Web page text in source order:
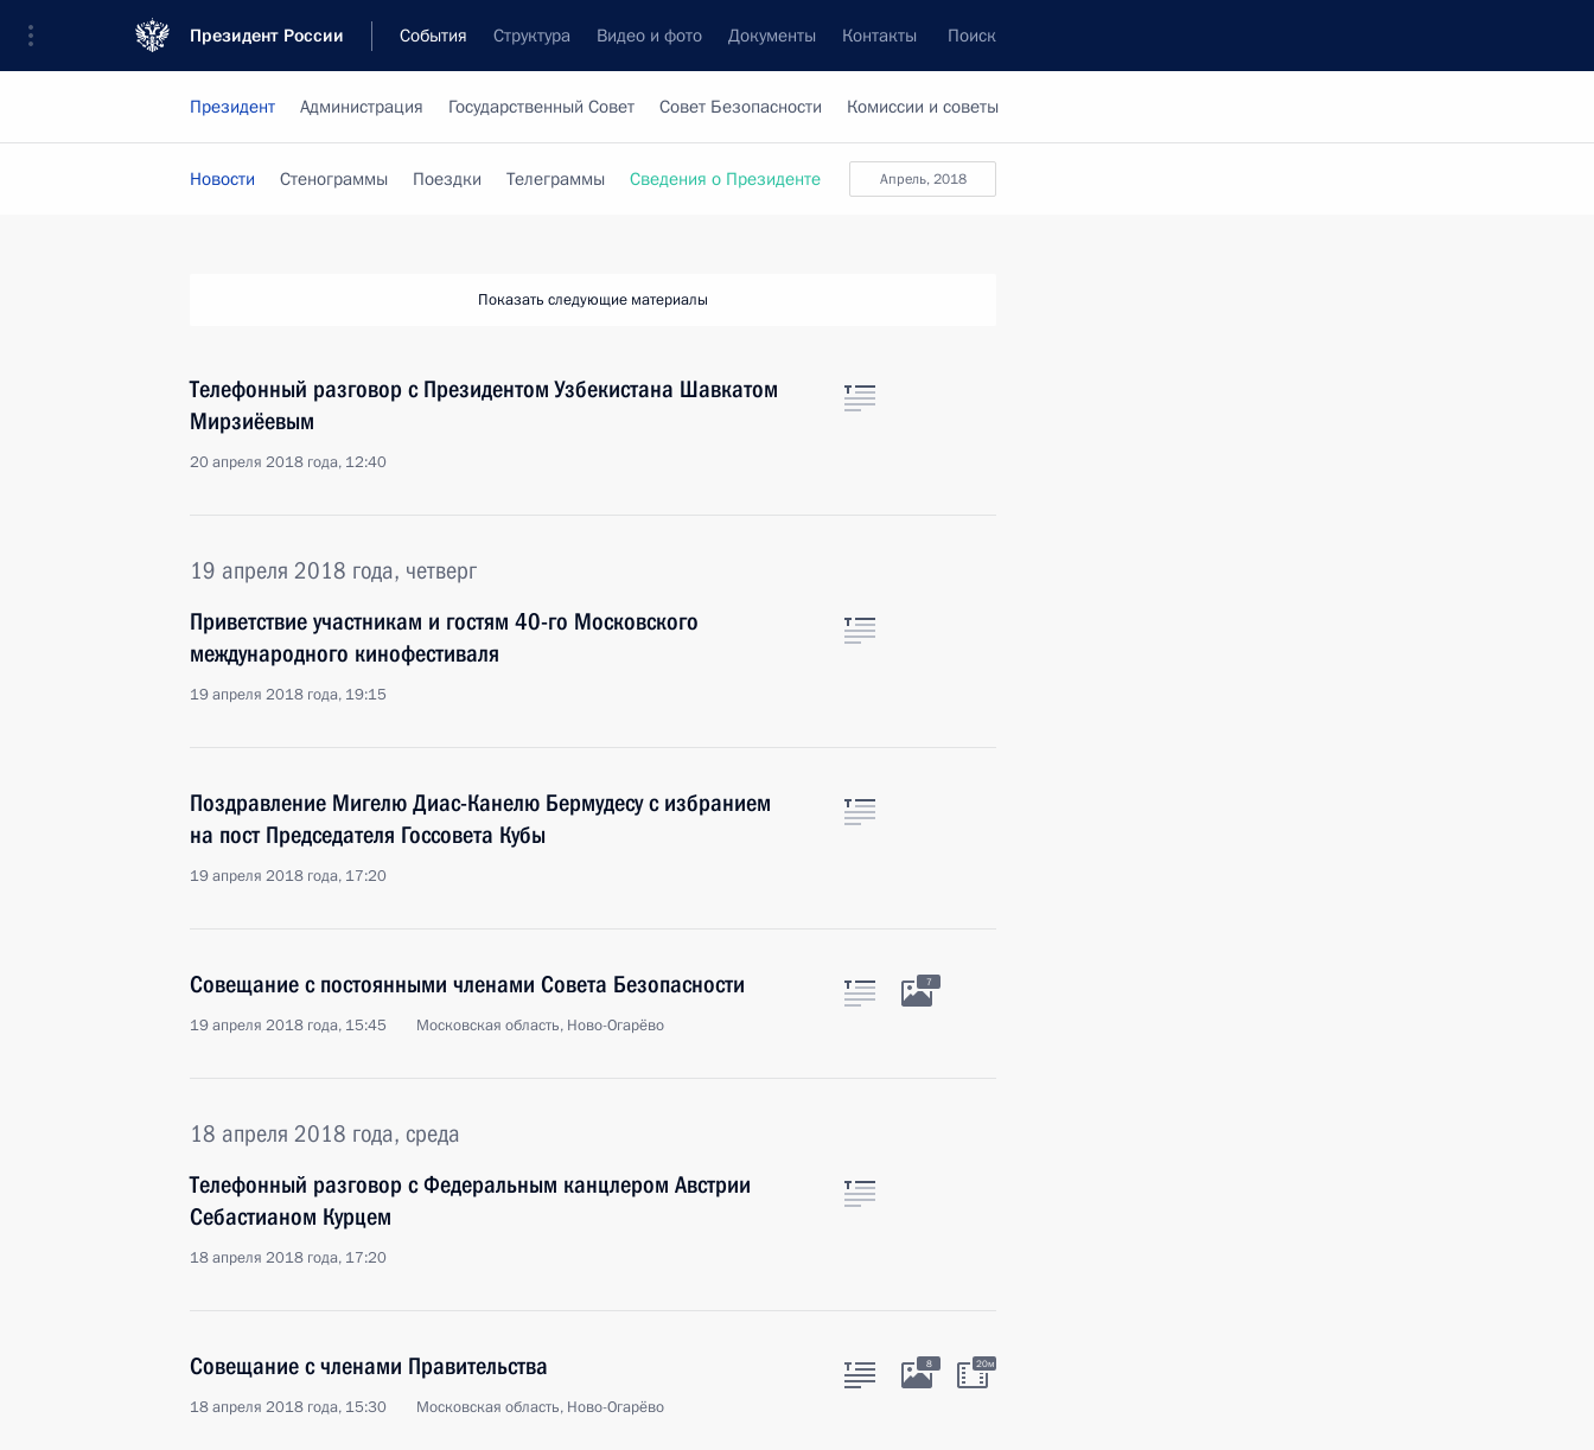
Президент России События Структура Видео и фото Документы Контакты Поиск
Президент Администрация Государственный Совет Совет Безопасности Комиссии и советы
апрель, 2018
Новости Стенограммы Поездки Телеграммы Сведения о Президенте
Показать следующие материалы
Телефонный разговор с Президентом Узбекистана Шавкатом
Мирзиёевым
20 апреля 2018 года, 12:40
19 апреля 2018 года, четверг
Приветствие участникам и гостям 40-го Московского
международного кинофестиваля
19 апреля 2018 года, 19:15
Поздравление Мигелю Диас-Канелю Бермудесу с избранием
на пост Председателя Госсовета Кубы
19 апреля 2018 года, 17:20
Совещание с постоянными членами Совета Безопасности
19 апреля 2018 года, 15:45 Московская область, Ново-Огарёво
7
18 апреля 2018 года, среда
Телефонный разговор с Федеральным канцлером Австрии
Себастианом Курцем
18 апреля 2018 года, 17:20
Совещание с членами Правительства
18 апреля 2018 года, 15:30 Московская область, Ново-Огарёво
8 20м